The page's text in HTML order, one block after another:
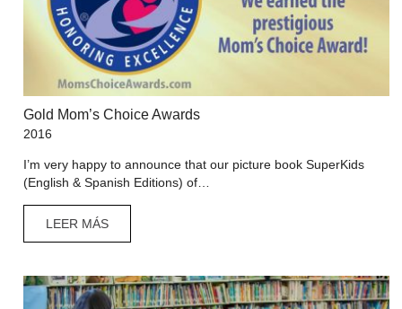
Gold Mom’s Choice Awards
2016
I’m very happy to announce that our picture book SuperKids
(English & Spanish Editions) of…
LEER MÁS